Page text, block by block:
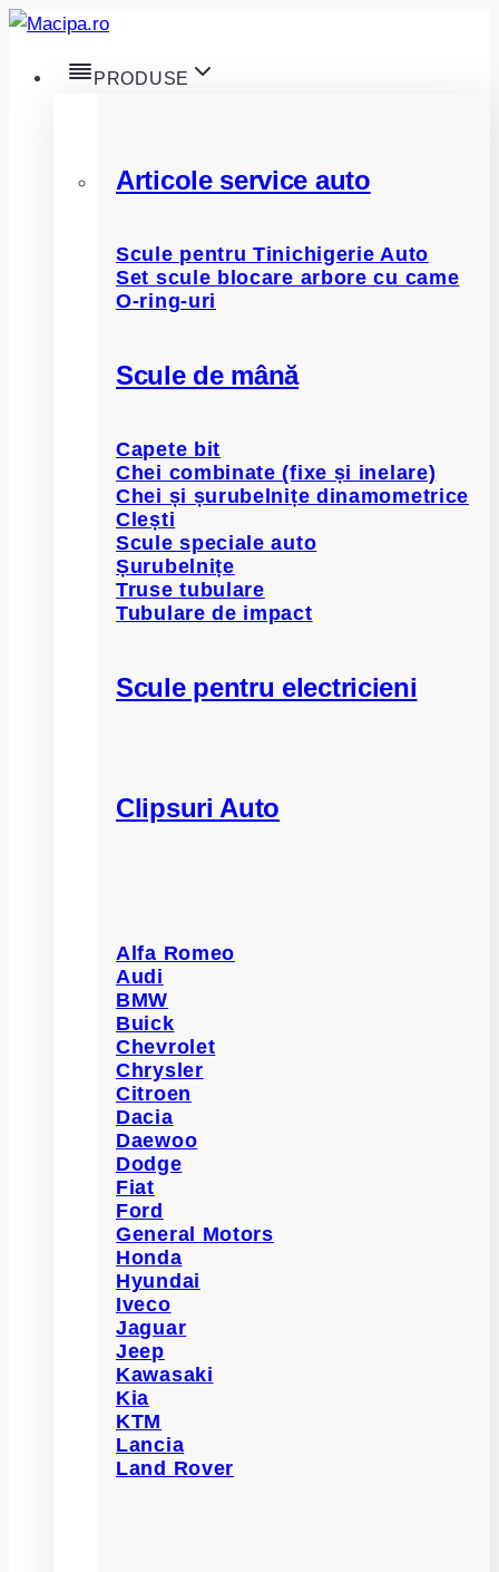
Skip
content
PRODUSE
Articole service auto
Scule pentru Tinichigerie Auto
Set scule blocare arbore cu came
O-ring-uri
Scule de mână
Capete bit
Chei combinate (fixe și inelare)
Chei și șurubelnițe dinamometrice
Clești
Scule speciale auto
Șurubelnițe
Truse tubulare
Tubulare de impact
Scule pentru electricieni
Clipsuri Auto
Alfa Romeo
Audi
BMW
Buick
Chevrolet
Chrysler
Citroen
Dacia
Daewoo
Dodge
Fiat
Ford
General Motors
Honda
Hyundai
Iveco
Jaguar
Jeep
Kawasaki
Kia
KTM
Lancia
Land Rover